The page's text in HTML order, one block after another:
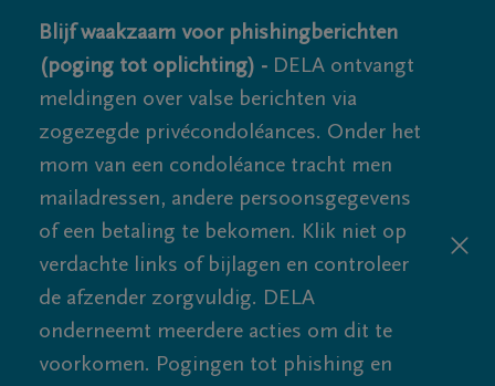
Blijf waakzaam voor phishingberichten
(poging tot oplichting) - DELA ontvangt
meldingen over valse berichten via
zogezegde privécondoléances. Onder het
mom van een condoléance tracht men
mailadressen, andere persoonsgegevens
of een betaling te bekomen. Klik niet op
verdachte links of bijlagen en controleer
de afzender zorgvuldig. DELA
onderneemt meerdere acties om dit te
voorkomen. Pogingen tot phishing en